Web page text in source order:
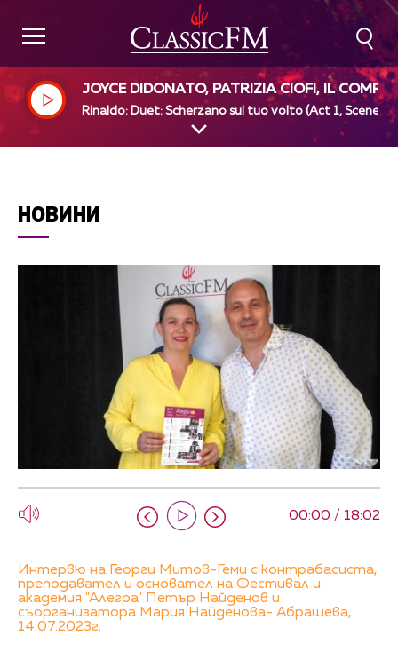
JOYCE DIDONATO, PATRIZIA CIOFI, IL
SO BAROCCO, ALAN CURTIS
Rinaldo: Duet: Scherzano sul tuo volto (Act 1, Scene 6)
НОВИНИ
00:00 / 18:02
Интервю на Георги Митов-Геми с контрабасиста,
преподавател и основател на Фестивал и
академия "Алегра" Петър Найденов и
съорганизатора Мария Найденова- Абрашева,
14.07.2023г.